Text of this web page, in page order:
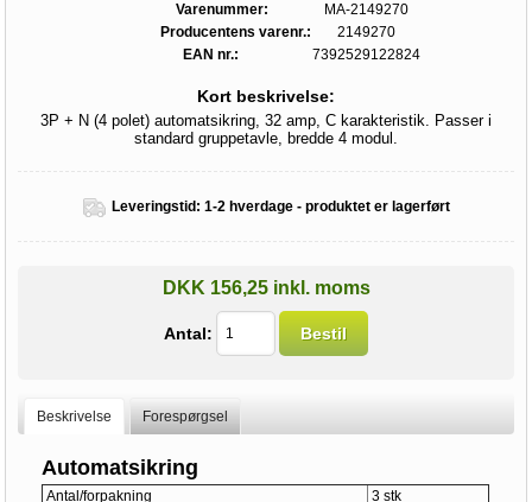
Varenummer:
MA-2149270
Producentens varenr.:
2149270
EAN nr.:
7392529122824
Kort beskrivelse:
3P + N (4 polet) automatsikring, 32 amp, C karakteristik. Passer i
standard gruppetavle, bredde 4 modul.
Leveringstid: 1-2 hverdage - produktet er lagerført
DKK 156,25 inkl. moms
Antal: Bestil
Beskrivelse Forespørgsel
Automatsikring
Antal/forpakning
3 stk